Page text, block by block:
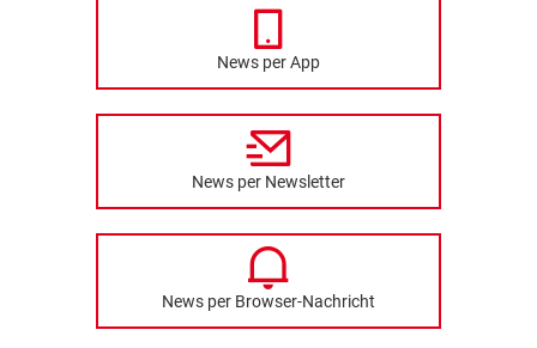
News per App
News per Newsletter
News per Browser-Nachricht